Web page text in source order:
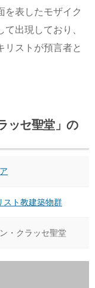
を表したモザイク
出現しており、
リストが預言者と
ッセ聖堂」の
スト教建築物群
・クラッセ聖堂